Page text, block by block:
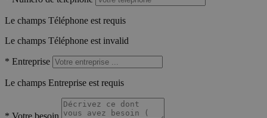
Le champs Téléphone est requis
Le champs Téléphone est invalid
* Entreprise
Le champs Entreprise est requis